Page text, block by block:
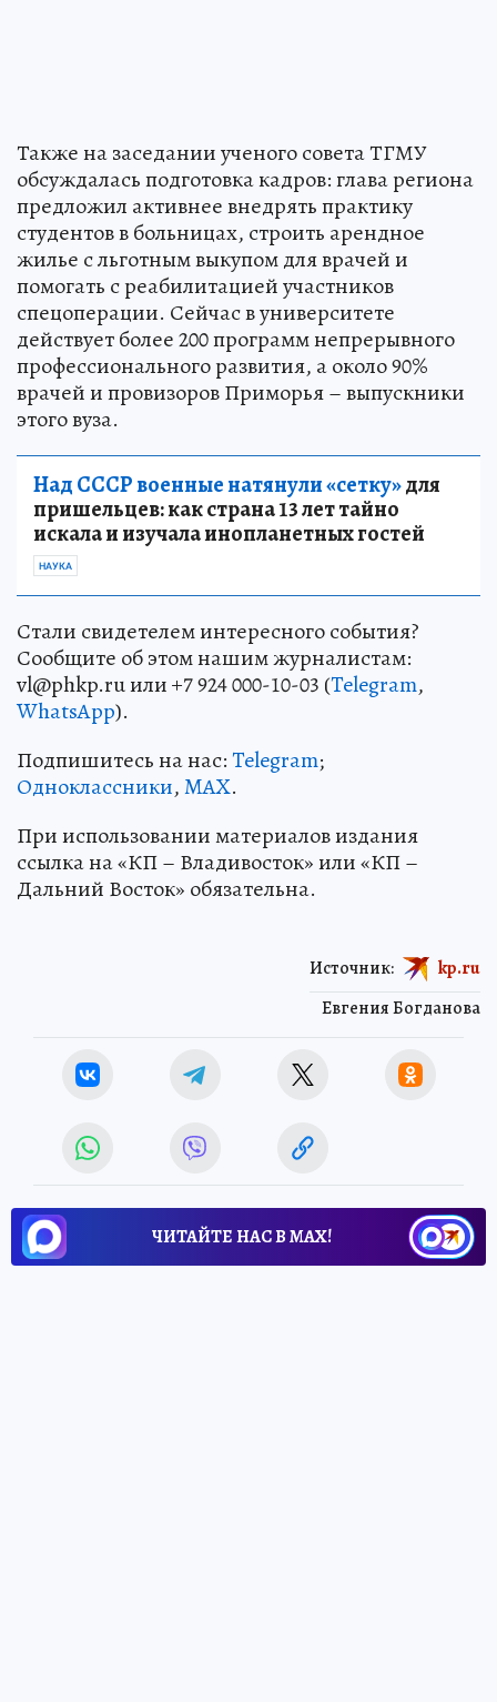
Также на заседании ученого совета ТГМУ
обсуждалась подготовка кадров: глава региона
предложил активнее внедрять практику
студентов в больницах, строить арендное
жилье с льготным выкупом для врачей и
помогать с реабилитацией участников
спецоперации. Сейчас в университете
действует более 200 программ непрерывного
профессионального развития, а около 90%
врачей и провизоров Приморья – выпускники
этого вуза.
Над СССР военные натянули «сетку»для
пришельцев: как страна 13 лет тайно
искала и изучала инопланетных гостей
НАУКА
Стали свидетелем интересного события?
Сообщите об этом нашим журналистам:
vl@phkp.ru или +7 924 000-10-03 (Telegram,
WhatsApp).
Подпишитесь на нас:Telegram;
Одноклассники,MAX.
При использовании материалов издания
ссылка на «КП – Владивосток» или «КП –
Дальний Восток» обязательна.
Евгения Богданова
Источник: kp.ru
ЧИТАЙТЕ НАС В МАХ!